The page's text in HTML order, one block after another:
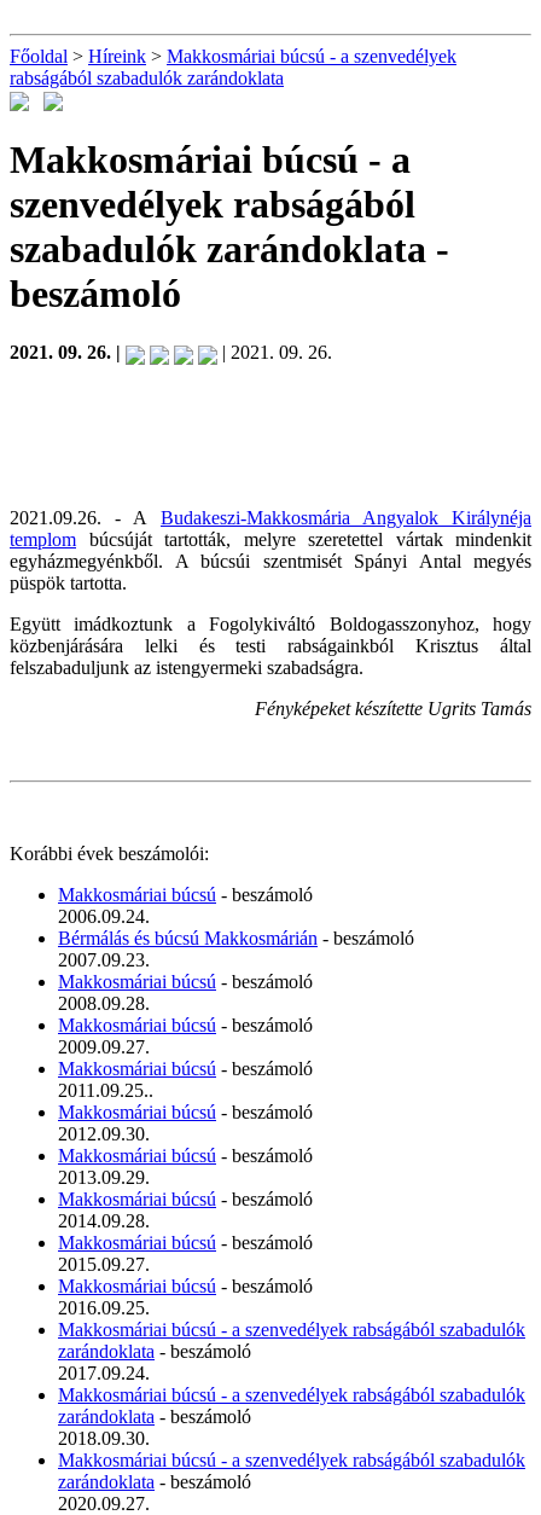
Főoldal > Híreink > Makkosmáriai búcsú - a szenvedélyek
rabságából szabadulók zarándoklata
Makkosmáriai búcsú - a
szenvedélyek rabságából
szabadulók zarándoklata -
beszámoló
2021. 09. 26. | | 2021. 09. 26.
2021.09.26. - A Budakeszi-Makkosmária Angyalok Királynéja
templom búcsúját tartották, melyre szeretettel vártak mindenkit
egyházmegyénkből. A búcsúi szentmisét Spányi Antal megyés
püspök tartotta.
Együtt imádkoztunk a Fogolykiváltó Boldogasszonyhoz, hogy
közbenjárására lelki és testi rabságainkból Krisztus által
felszabaduljunk az istengyermeki szabadságra.
Fényképeket készítette Ugrits Tamás
Korábbi évek beszámolói:
Makkosmáriai búcsú - beszámoló
2006.09.24.
Bérmálás és búcsú Makkosmárián - beszámoló
2007.09.23.
Makkosmáriai búcsú - beszámoló
2008.09.28.
Makkosmáriai búcsú - beszámoló
2009.09.27.
Makkosmáriai búcsú - beszámoló
2011.09.25..
Makkosmáriai búcsú - beszámoló
2012.09.30.
Makkosmáriai búcsú - beszámoló
2013.09.29.
Makkosmáriai búcsú - beszámoló
2014.09.28.
Makkosmáriai búcsú - beszámoló
2015.09.27.
Makkosmáriai búcsú - beszámoló
2016.09.25.
Makkosmáriai búcsú - a szenvedélyek rabságából szabadulók
zarándoklata - beszámoló
2017.09.24.
Makkosmáriai búcsú - a szenvedélyek rabságából szabadulók
zarándoklata - beszámoló
2018.09.30.
Makkosmáriai búcsú - a szenvedélyek rabságából szabadulók
zarándoklata - beszámoló
2020.09.27.